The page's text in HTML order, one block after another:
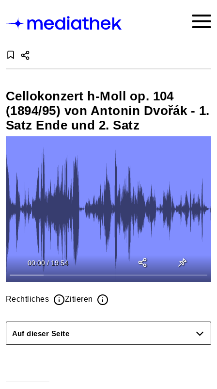
Cellokonzert h-Moll op. 104
(1894/95) von Antonin Dvořák - 1.
Satz Ende und 2. Satz
00:00 / 19:54
Rechtliches Zitieren
Auf dieser Seite